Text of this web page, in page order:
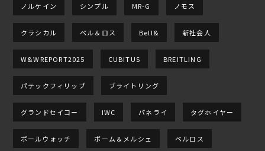
ノルケイン シンプル MR-G ノモス
クラシカル ベル＆ロス Bell& 新社会人
W&WREPORT2025 CUBITUS BREITLING
パテックフィリップ ブライトリング
グランドセイコー IWC パネライ タグホイヤー
ボールウォッチ ボーム＆メルシェ ベルロス